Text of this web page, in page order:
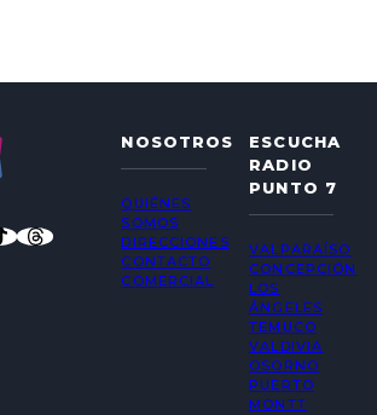
NOSOTROS
QUIÉNES
SOMOS
DIRECCIONES
CONTACTO
COMERCIAL
ESCUCHA
RADIO
PUNTO 7
VALPARAÍSO
CONCEPCIÓN
LOS
ÁNGELES
TEMUCO
VALDIVIA
OSORNO
PUERTO
MONTT